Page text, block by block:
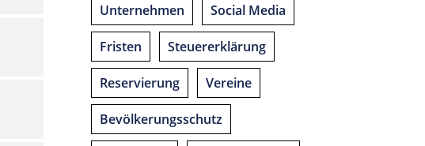
Unternehmen Social Media
Fristen Steuererklärung
Reservierung Vereine
Bevölkerungsschutz